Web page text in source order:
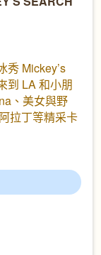
秀 Mickey’s
到 LA 和小朋
、美女與野
拉丁等精采卡